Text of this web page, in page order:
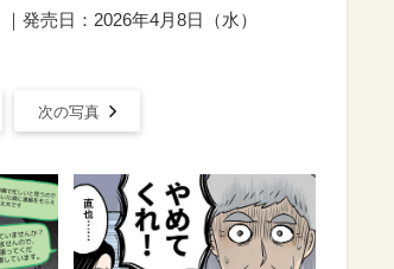
発売日：2026年4月8日（水）
次の写真